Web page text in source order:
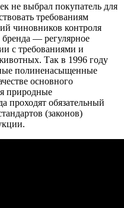
не выбрал покупатель для
требованиям
чиновников контроля
— регулярное
с требованиями и
Так в 1996 году
полиненасыщенные
основного
природные
проходят обязательный
(законов)